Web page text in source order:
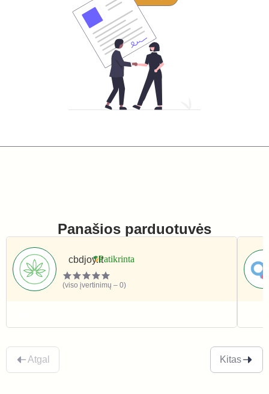
Panašios parduotuvės
cbdjoy.lt
(viso įvertinimų – 0)
Atgal Kitas